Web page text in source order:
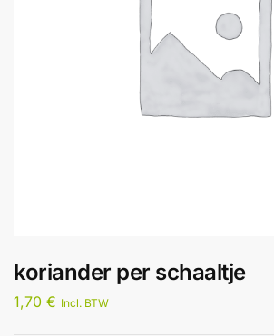
koriander per schaaltje
1,70 € Incl. BTW